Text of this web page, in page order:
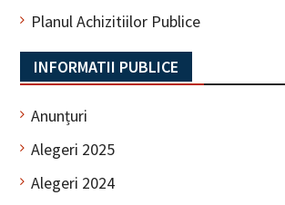
Planul Achizitiilor Publice
INFORMATII PUBLICE
Anunțuri
Alegeri 2025
Alegeri 2024